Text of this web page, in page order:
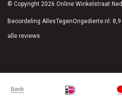
© Copyright 2026 Online Winkelstraat
Beoordeling AllesTegenOngedierte.nl : 8,9
alle reviews